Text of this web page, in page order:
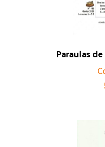
Paraulas